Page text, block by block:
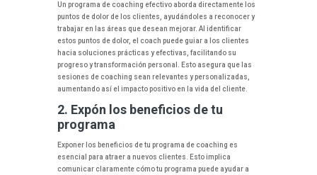
Un programa de coaching efectivo aborda directamente los
puntos de dolor de los clientes, ayudándoles a reconocer y
trabajar en las áreas que desean mejorar. Al identificar
estos puntos de dolor, el coach puede guiar a los clientes
hacia soluciones prácticas y efectivas, facilitando su
progreso y transformación personal. Esto asegura que las
sesiones de coaching sean relevantes y personalizadas,
aumentando así el impacto positivo en la vida del cliente.
2. Expón los beneficios de tu
programa
Exponer los beneficios de tu programa de coaching es
esencial para atraer a nuevos clientes. Esto implica
comunicar claramente cómo tu programa puede ayudar a